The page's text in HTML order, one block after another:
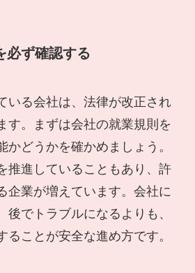
必ず確認する
いる会社は、法律が改正され
す。まずは会社の就業規則を
かどうかを確かめましょう。
推進していることもあり、許
企業が増えています。会社に
後でトラブルになるよりも、
ることが安全な進め方です。